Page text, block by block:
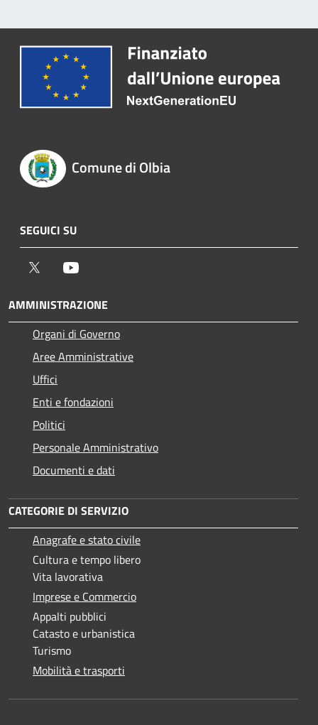
Comune di Olbia
SEGUICI SU
Twitter
AMMINISTRAZIONE
Organi di Governo
Aree Amministrative
Uffici
Enti e fondazioni
Politici
Personale Amministrativo
Documenti e dati
CATEGORIE DI SERVIZIO
Anagrafe e stato civile
Cultura e tempo libero
Vita lavorativa
Imprese e Commercio
Appalti pubblici
Catasto e urbanistica
Turismo
Mobilità e trasporti